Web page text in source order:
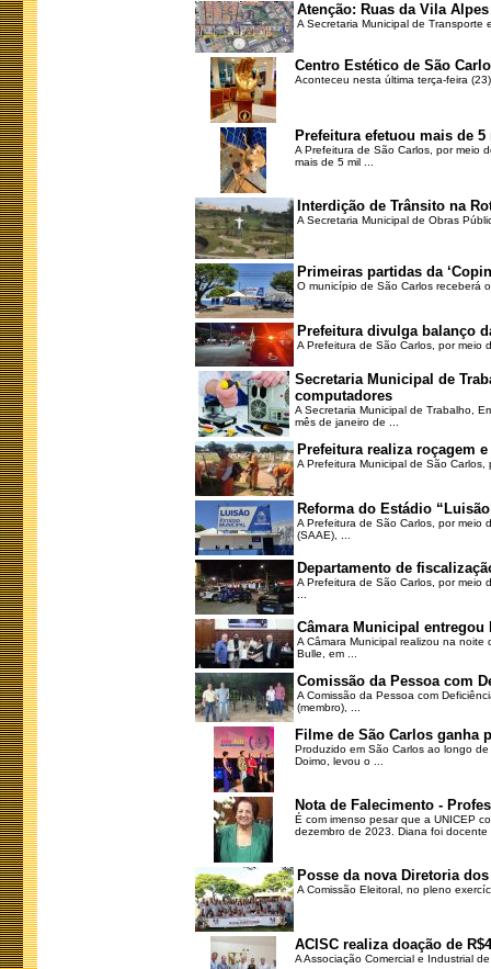
Atenção: Ruas da Vila
A Secretaria Municipal de Transporte
Centro Estético de São
Aconteceu nesta última terça-feira
Prefeitura efetuou mais de
A Prefeitura de São Carlos, por meio
mais de 5 mil ...
Interdição de Trânsito na
A Secretaria Municipal de Obras
Primeiras partidas da
O município de São Carlos receberá
Prefeitura divulga balanço
A Prefeitura de São Carlos, por meio
Secretaria Municipal de
computadores
A Secretaria Municipal de Trabalho,
mês de janeiro de ...
Prefeitura realiza roçagem
A Prefeitura Municipal de São
Reforma do Estádio
A Prefeitura de São Carlos, por meio
(SAAE), ...
Departamento de
A Prefeitura de São Carlos, por meio
Câmara Municipal
A Câmara Municipal realizou na
Bulle, em ...
Comissão da Pessoa com
A Comissão da Pessoa com
(membro), ...
Filme de São Carlos ganha
Produzido em São Carlos ao longo
Doimo, levou o ...
Nota de Falecimento -
É com imenso pesar que a UNICEP
dezembro de 2023. Diana foi docente
Posse da nova Diretoria
A Comissão Eleitoral, no pleno
ACISC realiza doação de
A Associação Comercial e Industrial